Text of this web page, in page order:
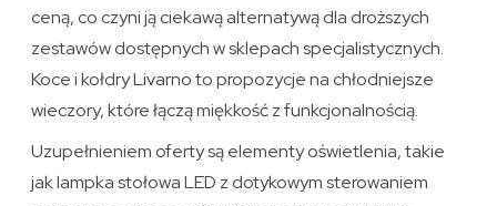
ceną, co czyni ją ciekawą alternatywą dla droższych
zestawów dostępnych w sklepach specjalistycznych.
Koce i kołdry Livarno to propozycje na chłodniejsze
wieczory, które łączą miękkość z funkcjonalnością.
Uzupełnieniem oferty są elementy oświetlenia, takie
jak lampka stołowa LED z dotykowym sterowaniem